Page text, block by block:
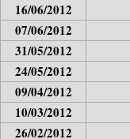
16/06/2012
07/06/2012
31/05/2012
24/05/2012
09/04/2012
10/03/2012
26/02/2012